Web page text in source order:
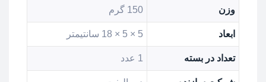
وزن 150 گرم
ابعاد 5 × 5 × 18 سانتیمتر
تعداد در بسته 1 عدد